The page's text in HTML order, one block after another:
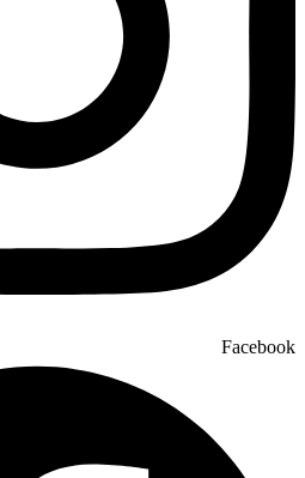
Facebook